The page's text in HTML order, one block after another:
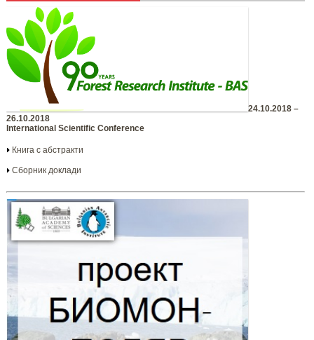
24.10.2018 –
26.10.2018
International Scientific Conference
Книга с абстракти
Сборник доклади